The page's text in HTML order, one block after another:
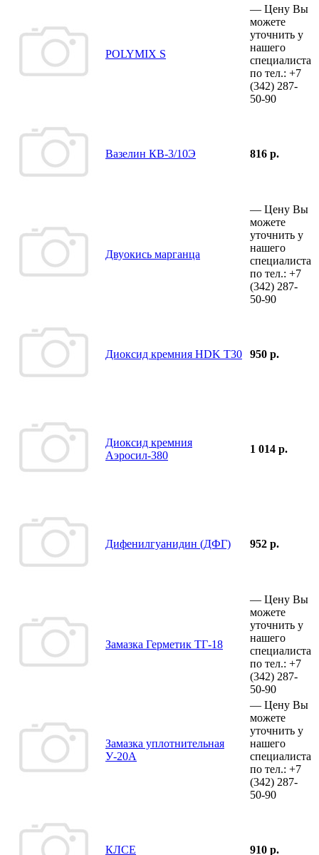
POLYMIX S
— Цену Вы
можете
уточнить у
нашего
специалиста
по тел.: +7
(342) 287-
50-90
Вазелин КВ-3/10Э 816 р.
Двуокись марганца
— Цену Вы
можете
уточнить у
нашего
специалиста
по тел.: +7
(342) 287-
50-90
Диоксид кремния HDK T30 950 р.
Диоксид кремния
Аэросил-380
1 014 р.
Дифенилгуанидин (ДФГ) 952 р.
Замазка Герметик ТГ-18
— Цену Вы
можете
уточнить у
нашего
специалиста
по тел.: +7
(342) 287-
50-90
Замазка уплотнительная
У-20А
— Цену Вы
можете
уточнить у
нашего
специалиста
по тел.: +7
(342) 287-
50-90
КЛСЕ 910 р.